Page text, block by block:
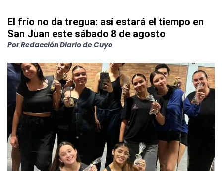
El frío no da tregua: así estará el tiempo en
San Juan este sábado 8 de agosto
PorRedacción Diario de Cuyo